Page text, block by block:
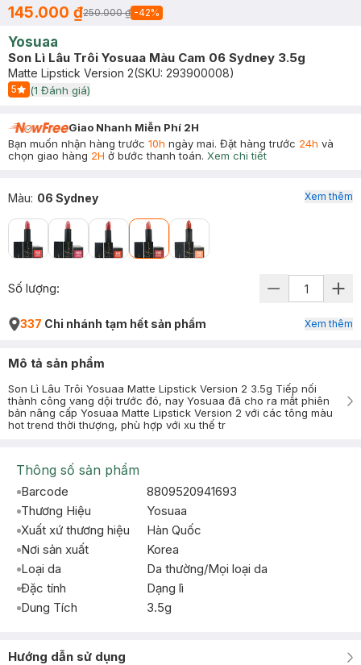
145.000 ₫250.000 ₫ -42%
Yosuaa
Son Lì Lâu Trôi Yosuaa Màu Cam 06 Sydney 3.5g
Matte Lipstick Version 2(SKU: 293900008)
5
Start Icon
(1 Đánh giá)
Giao Nhanh Miễn Phí 2H
Bạn muốn nhận hàng trước 10h ngày mai. Đặt hàng trước 24h và
chọn giao hàng 2H ở bước thanh toán. Xem chi tiết
Màu: 06 Sydney Xem thêm
Số lượng:
337 Chi nhánh tạm hết sản phẩm Xem thêm
Mô tả sản phẩm
Son Lì Lâu Trôi Yosuaa Matte Lipstick Version 2 3.5g Tiếp nối
thành công vang dội trước đó, nay Yosuaa đã cho ra mắt phiên
bản nâng cấp Yosuaa Matte Lipstick Version 2 với các tông màu
hot trend thời thượng, phù hợp với xu thế tr
Thông số sản phẩm
Barcode
8809520941693
Thương Hiệu
Yosuaa
Xuất xứ thương hiệu
Hàn Quốc
Nơi sản xuất
Korea
Loại da
Da thường/Mọi loại da
Đặc tính
Dạng lì
Dung Tích
3.5g
Hướng dẫn sử dụng